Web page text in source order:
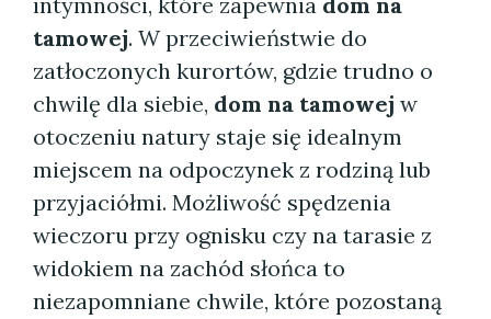
tamowej. W przeciwieństwie do
zatłoczonych kurortów, gdzie trudno o
chwilę dla siebie, dom na tamowej w
otoczeniu natury staje się idealnym
miejscem na odpoczynek z rodziną lub
przyjaciółmi. Możliwość spędzenia
wieczoru przy ognisku czy na tarasie z
widokiem na zachód słońca to
niezapomniane chwile, które pozostaną